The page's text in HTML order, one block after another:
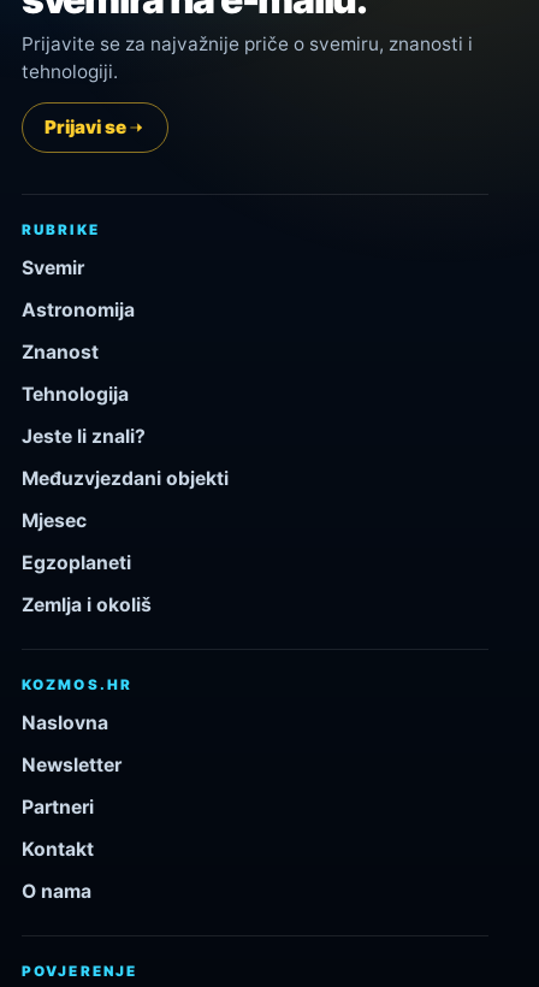
Prijavite se za najvažnije priče o svemiru, znanosti i
tehnologiji.
Prijavi se
RUBRIKE
Svemir
Astronomija
Znanost
Tehnologija
Jeste li znali?
Međuzvjezdani objekti
Mjesec
Egzoplaneti
Zemlja i okoliš
KOZMOS.HR
Naslovna
Newsletter
Partneri
Kontakt
O nama
POVJERENJE